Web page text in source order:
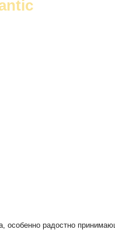
радостно